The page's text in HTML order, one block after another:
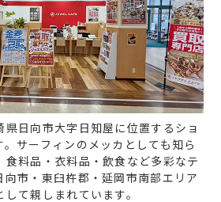
日向市大字日知屋に位置するショ
サーフィンのメッカとしても知ら
食料品・衣料品・飲食など多彩なテ
市・東臼杵郡・延岡市南部エリア
て親しまれています。